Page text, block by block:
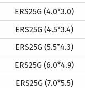
ERS25G (4.0*3.0)
ERS25G (4.5*3.4)
ERS25G (5.5*4.3)
ERS25G (6.0*4.9)
ERS25G (7.0*5.5)